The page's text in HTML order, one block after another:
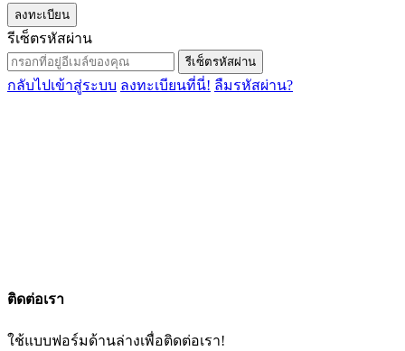
ลงทะเบียน
รีเซ็ตรหัสผ่าน
รีเซ็ตรหัสผ่าน
กลับไปเข้าสู่ระบบ ลงทะเบียนที่นี่! ลืมรหัสผ่าน?
ติดต่อเรา
ใช้แบบฟอร์มด้านล่างเพื่อติดต่อเรา!